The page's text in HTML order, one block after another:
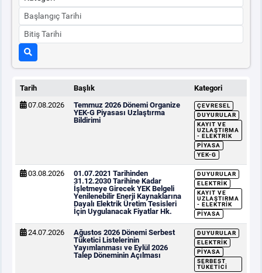
Tarih Başlık
Kategori
07.08.2026
Temmuz 2026 Dönemi Organize
YEK-G Piyasası Uzlaştırma
Bildirimi
ÇEVRESEL
DUYURULAR
KAYIT VE
UZLAŞTIRMA
- ELEKTRIK
PIYASA
YEK-G
03.08.2026
01.07.2021 Tarihinden
31.12.2030 Tarihine Kadar
İşletmeye Girecek YEK Belgeli
Yenilenebilir Enerji Kaynaklarına
Dayalı Elektrik Üretim Tesisleri
İçin Uygulanacak Fiyatlar Hk.
DUYURULAR
ELEKTRIK
KAYIT VE
UZLAŞTIRMA
- ELEKTRIK
PIYASA
24.07.2026
Ağustos 2026 Dönemi Serbest
Tüketici Listelerinin
Yayımlanması ve Eylül 2026
Talep Döneminin Açılması
DUYURULAR
ELEKTRIK
PIYASA
SERBEST
TÜKETICI